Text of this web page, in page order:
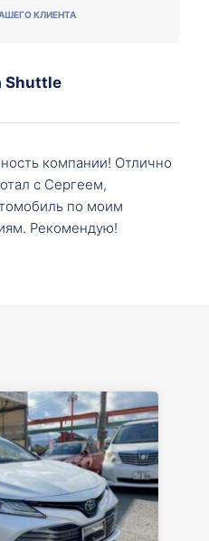
КЛИЕНТА
Shuttle
компании! Отлично
с Сергеем,
по моим
Рекомендую!